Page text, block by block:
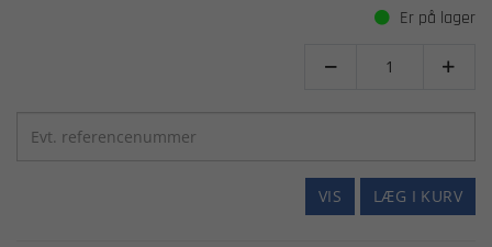
Er på lager
 
LÆG I KURV
VIS